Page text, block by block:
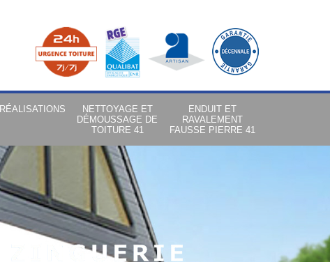
RÉALISATIONS
NETTOYAGE ET
DÉMOUSSAGE DE
TOITURE 41
ENDUIT ET
RAVALEMENT
FAUSSE PIERRE 41